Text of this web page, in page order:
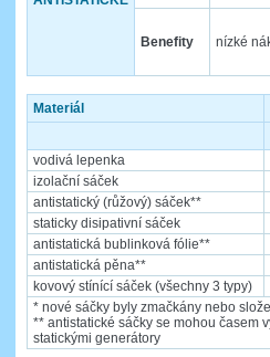
Benefity nízké
Materiál
vodivá lepenka
izolační sáček
antistatický (růžový) sáček**
staticky disipativní sáček
antistatická bublinková fólie**
antistatická pěna**
kovový stínící sáček (všechny 3 typy)
* nové sáčky byly zmačkány nebo
** antistatické sáčky se mohou časem
statickými generátory